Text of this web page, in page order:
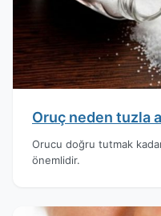
Oruç neden tuzla
Orucu doğru tutmak
önemlidir.